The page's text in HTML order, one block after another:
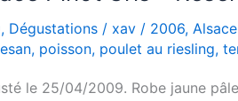
, Dégustations / xav / 2006,
, poisson, poulet au riesling,
le 25/04/2009. Robe jaune